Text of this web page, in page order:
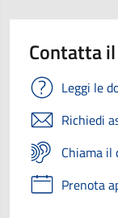
Contatta
Leggi le
Richiedi
Chiama il
Prenota